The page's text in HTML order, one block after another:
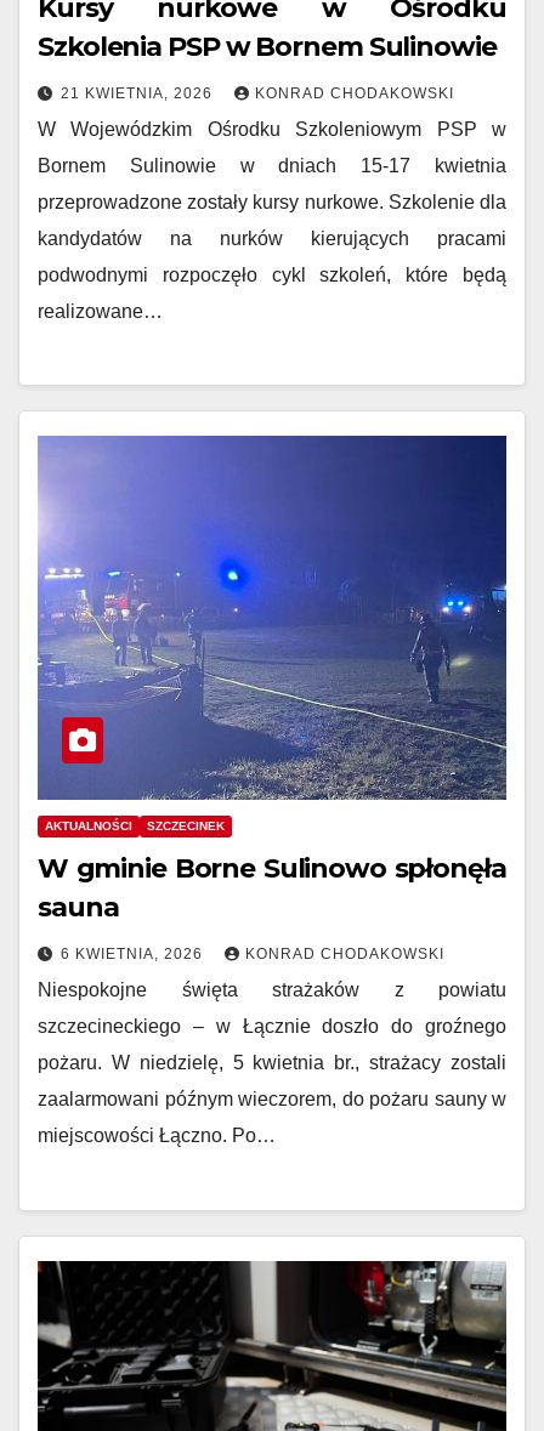
Kursy nurkowe w Ośrodku
Szkolenia PSP w Bornem Sulinowie
21 KWIETNIA, 2026 KONRAD CHODAKOWSKI
W Wojewódzkim Ośrodku Szkoleniowym PSP w
Bornem Sulinowie w dniach 15-17 kwietnia
przeprowadzone zostały kursy nurkowe. Szkolenie dla
kandydatów na nurków kierujących pracami
podwodnymi rozpoczęło cykl szkoleń, które będą
realizowane…
AKTUALNOŚCI SZCZECINEK
W gminie Borne Sulinowo spłonęła
sauna
6 KWIETNIA, 2026 KONRAD CHODAKOWSKI
Niespokojne święta strażaków z powiatu
szczecineckiego – w Łącznie doszło do groźnego
pożaru. W niedzielę, 5 kwietnia br., strażacy zostali
zaalarmowani późnym wieczorem, do pożaru sauny w
miejscowości Łączno. Po…